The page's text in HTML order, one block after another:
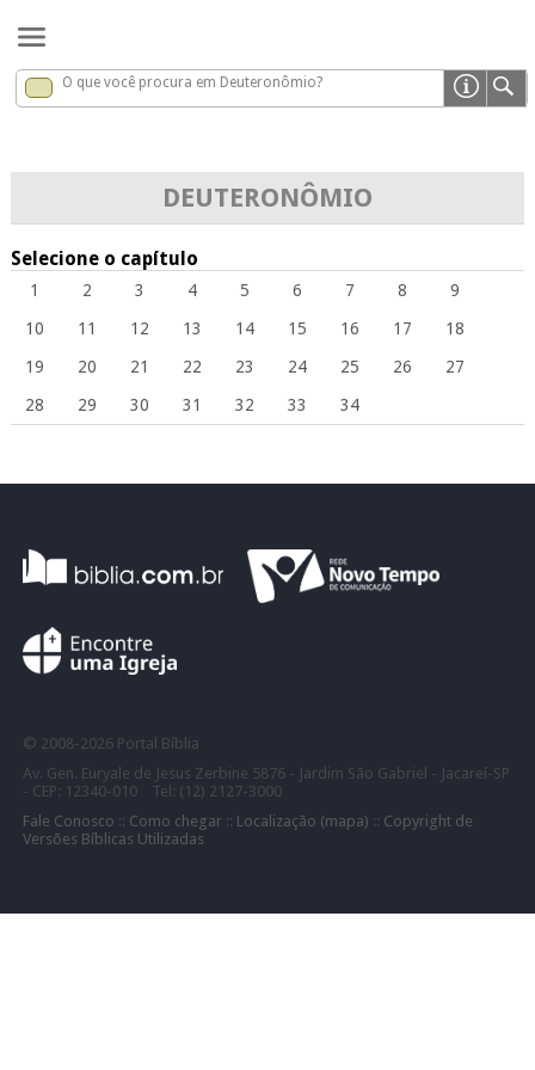
Deuteronômio x
O que você procura em Deuteronômio?
DEUTERONÔMIO
Selecione o capítulo
1 2 3 4 5 6 7 8
9
10
11 12 13 14 15 16 17
18
19
20 21 22 23 24 25 26
27
28
29 30 31 32 33 34
© 2008- 2026 Portal Bíblia
Av. Gen. Euryale de Jesus Zerbine 5876 - Jardim São Gabriel - Jacareí-SP
- CEP: 12340-010 Tel: (12) 2127-3000
Fale Conosco :: Como chegar:: Localização (mapa) :: Copyright de
Versões Bíblicas Utilizadas